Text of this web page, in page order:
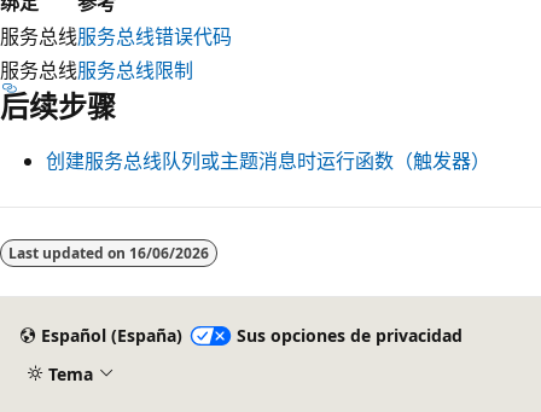
服务总线服务总线错误代码
服务总线服务总线限制
后续步骤
创建服务总线队列或主题消息时运行函数（触发器）
Last updated on 16/06/2026
Español (España)
Sus opciones de privacidad
Tema